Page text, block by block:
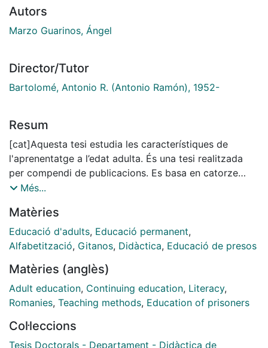
Autors
Marzo Guarinos, Ángel
Director/Tutor
Bartolomé, Antonio R. (Antonio Ramón), 1952-
Resum
[cat]Aquesta tesi estudia les característiques de
l'aprenentatge a l’edat adulta. És una tesi realitzada
per compendi de publicacions. Es basa en catorze
publicacions agrupades en tres blocs: el concepte i les
els aspectes didàctics i organitzatius propis dels
contextos d’aprenentatge i l’anàlisi de pràctiques
educatives específiques com la que propicia
presons o l’educació amb persones de la comunitat
gitana. Partint d’aquestes publicacions es dedica
primer apartat a l’estudi dels conceptes bàsics de
segon apartat que descriu les característiques de
l'aprenentatge a la vida adulta: el subjecte adult, el
Més...
Matèries
Educació d'adults, Educació permanent,
Alfabetització, Gitanos, Didàctica, Educació de presos
Matèries (anglès)
Adult education, Continuing education, Literacy,
Romanies, Teaching methods, Education of prisoners
Col·leccions
Tesis Doctorals - Departament - Didàctica de